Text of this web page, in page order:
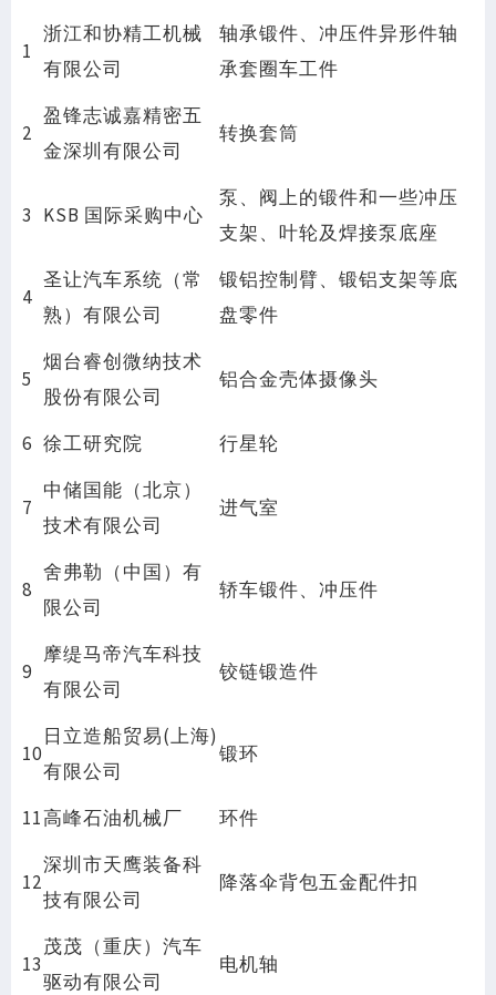
1
浙江和协精工机械
有限公司
轴承锻件、冲压件异形件轴
承套圈车工件
2
盈锋志诚嘉精密五
金深圳有限公司
转换套筒
3 KSB 国际采购中心
泵、阀上的锻件和一些冲压
支架、叶轮及焊接泵底座
4
圣让汽车系统（常
熟）有限公司
锻铝控制臂、锻铝支架等底
盘零件
5
烟台睿创微纳技术
股份有限公司
铝合金壳体摄像头
6 徐工研究院 行星轮
7
中储国能（北京）
技术有限公司
进气室
8
舍弗勒（中国）有
限公司
轿车锻件、冲压件
9
摩缇马帝汽车科技
有限公司
铰链锻造件
10
日立造船贸易(上海)
有限公司
锻环
11高峰石油机械厂 环件
12
深圳市天鹰装备科
技有限公司
降落伞背包五金配件扣
13
茂茂（重庆）汽车
驱动有限公司
电机轴